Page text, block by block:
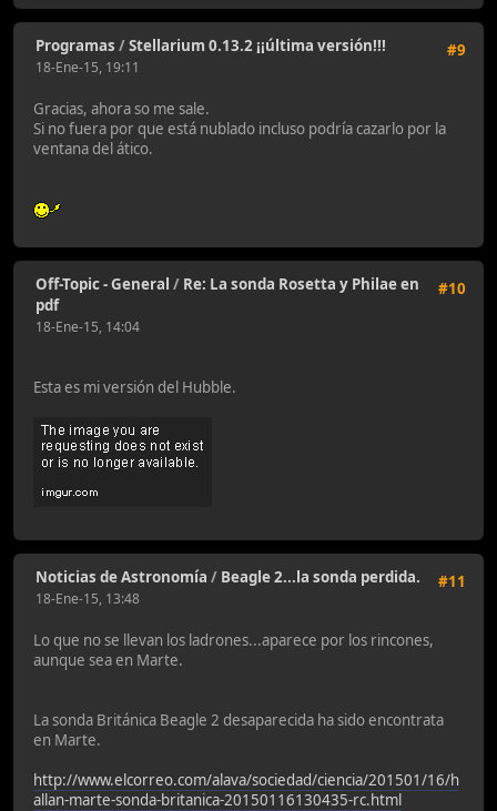
#9
Programas /Stellarium 0.13.2 ¡¡última versión!!!
18-Ene-15, 19:11
Gracias, ahora so me sale.
Si no fuera por que está nublado incluso podría cazarlo por la
ventana del ático.
#10
Off-Topic - General / Re: La sonda Rosetta y Philae en
pdf
18-Ene-15, 14:04
Esta es mi versión del Hubble.
#11
Noticias de Astronomía / Beagle 2...la sonda perdida.
18-Ene-15, 13:48
Lo que no se llevan los ladrones...aparece por los rincones,
aunque sea en Marte.
La sonda Británica Beagle 2 desaparecida ha sido encontrata
en Marte.
http://www.elcorreo.com/alava/sociedad/ciencia/201501/16/h
allan-marte-sonda-britanica-20150116130435-rc.html